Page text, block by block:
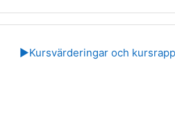
▶︎Kursvärderingar och